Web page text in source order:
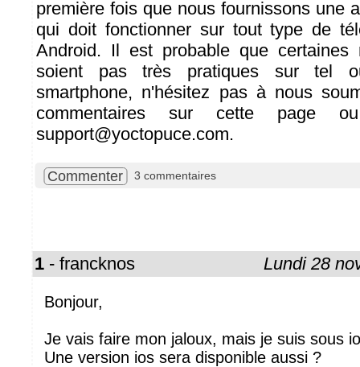
première fois que nous fournissons une
qui doit fonctionner sur tout type de
Android. Il est probable que
soient pas très pratiques sur tel
smartphone, n'hésitez pas à nous
commentaires sur cette page
support@yoctopuce.com.
Commenter 3 commentaires
1 - francknos Lundi 28
Bonjour,
Je vais faire mon jaloux, mais je suis sous
Une version ios sera disponible aussi ?